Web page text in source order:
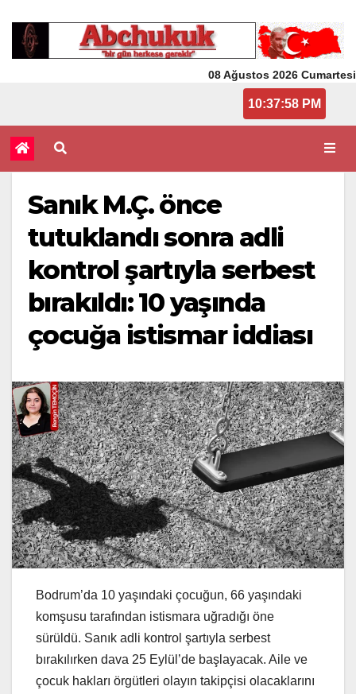
08 Ağustos 2026 Cumartesi
10:37:58 PM
Sanık M.Ç. önce
tutuklandı sonra adli
kontrol şartıyla serbest
bırakıldı: 10 yaşında
çocuğa istismar iddiası
Bodrum’da 10 yaşındaki çocuğun, 66 yaşındaki
komşusu tarafından istismara uğradığı öne
sürüldü. Sanık adli kontrol şartıyla serbest
bırakılırken dava 25 Eylül’de başlayacak. Aile ve
çocuk hakları örgütleri olayın takipçisi olacaklarını